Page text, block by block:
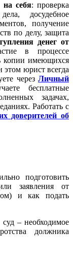
себя: проверка
досудебное
получение
по делу, защита
денег от
в процессе
копии имеющихся
юрист всегда
через Личный
бесплатные
задачах,
Работать с
доверителей об
подготовить
заявления от
и как подать
суд – необходимое
должника